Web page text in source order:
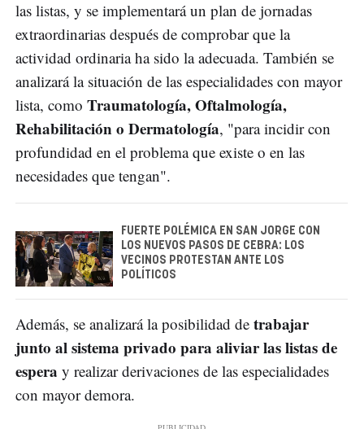
las listas, y se implementará un plan de jornadas
extraordinarias después de comprobar que la
actividad ordinaria ha sido la adecuada. También se
analizará la situación de las especialidades con mayor
lista, como Traumatología, Oftalmología,
Rehabilitación o Dermatología, "para incidir con
profundidad en el problema que existe o en las
necesidades que tengan".
FUERTE POLÉMICA EN SAN JORGE CON
LOS NUEVOS PASOS DE CEBRA: LOS
VECINOS PROTESTAN ANTE LOS
POLÍTICOS
Además, se analizará la posibilidad de trabajar
junto al sistema privado para aliviar las listas de
espera y realizar derivaciones de las especialidades
con mayor demora.